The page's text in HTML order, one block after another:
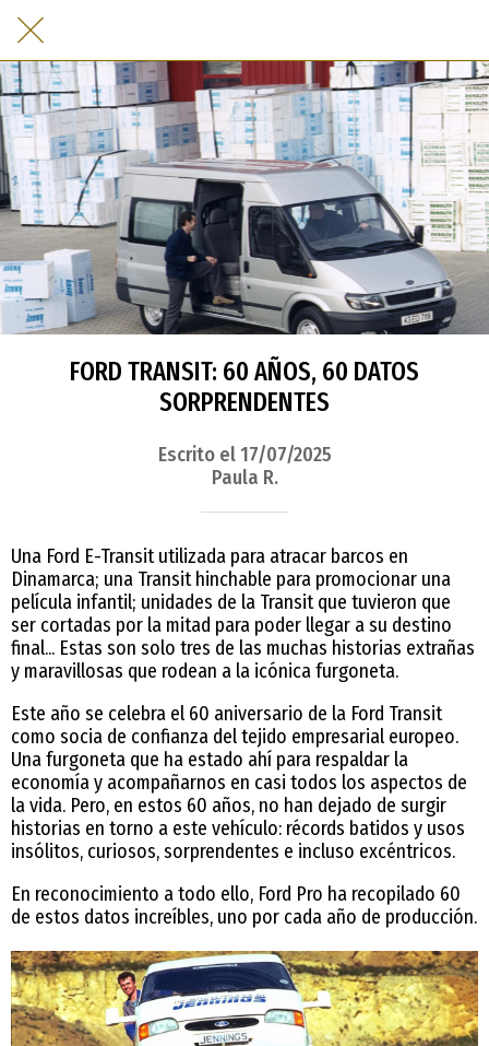
FORD TRANSIT: 60 AÑOS, 60 DATOS
SORPRENDENTES
Escrito el 17/07/2025
Paula R.
Una Ford E-Transit utilizada para atracar barcos en
Dinamarca; una Transit hinchable para promocionar una
película infantil; unidades de la Transit que tuvieron que
ser cortadas por la mitad para poder llegar a su destino
final... Estas son solo tres de las muchas historias extrañas
y maravillosas que rodean a la icónica furgoneta.
Este año se celebra el 60 aniversario de la Ford Transit
como socia de confianza del tejido empresarial europeo.
Una furgoneta que ha estado ahí para respaldar la
economía y acompañarnos en casi todos los aspectos de
la vida. Pero, en estos 60 años, no han dejado de surgir
historias en torno a este vehículo: récords batidos y usos
insólitos, curiosos, sorprendentes e incluso excéntricos.
En reconocimiento a todo ello, Ford Pro ha recopilado 60
de estos datos increíbles, uno por cada año de producción.